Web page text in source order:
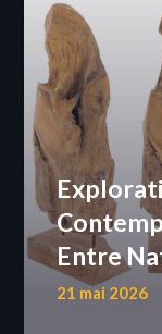
Entre
21 mai 2026